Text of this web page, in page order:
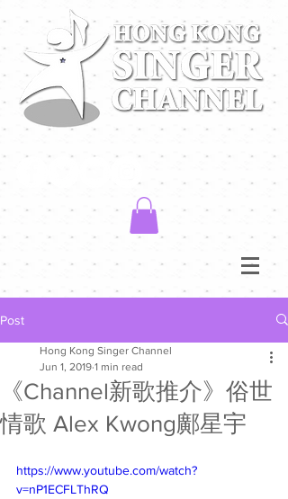
Post
《Channel新歌推介》俗世
情歌 Alex Kwong鄺星宇
Hong Kong Singer Channel
Jun 1, 2019 1 min read
https://www.youtube.com/watch?
v=nP1ECFLThRQ